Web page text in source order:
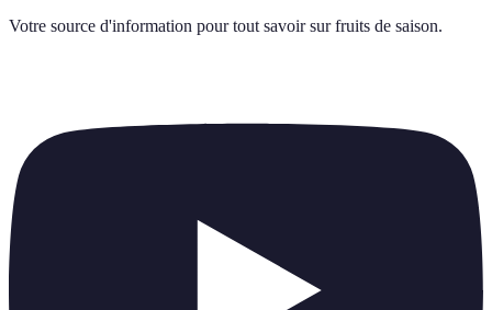
Votre source d'information pour tout savoir sur fruits de saison.